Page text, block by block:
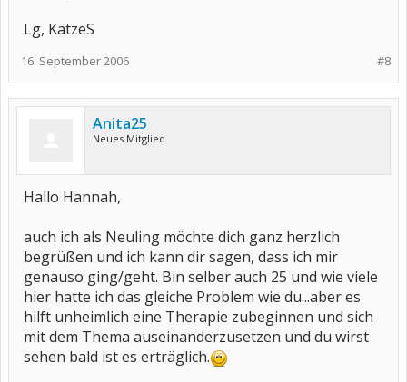
Lg, KatzeS
#8
16. September 2006
Anita25
Neues Mitglied
Hallo Hannah,
auch ich als Neuling möchte dich ganz herzlich
begrüßen und ich kann dir sagen, dass ich mir
genauso ging/geht. Bin selber auch 25 und wie viele
hier hatte ich das gleiche Problem wie du...aber es
hilft unheimlich eine Therapie zubeginnen und sich
mit dem Thema auseinanderzusetzen und du wirst
sehen bald ist es erträglich.